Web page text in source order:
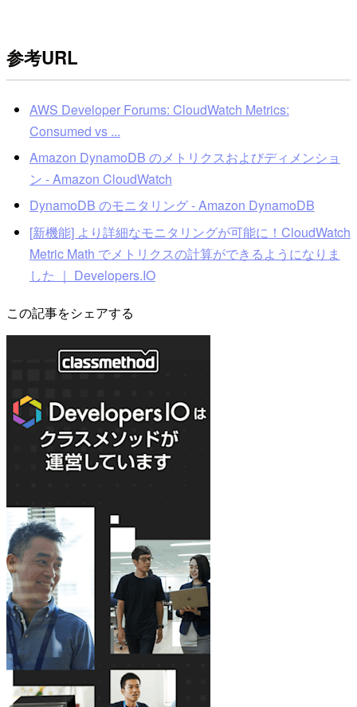
参考URL
AWS Developer Forums: CloudWatch Metrics:
Consumed vs ...
Amazon DynamoDB のメトリクスおよびディメンショ
ン - Amazon CloudWatch
DynamoDB のモニタリング - Amazon DynamoDB
[新機能] より詳細なモニタリングが可能に！CloudWatch
Metric Math でメトリクスの計算ができるようになりま
した ｜ Developers.IO
この記事をシェアする